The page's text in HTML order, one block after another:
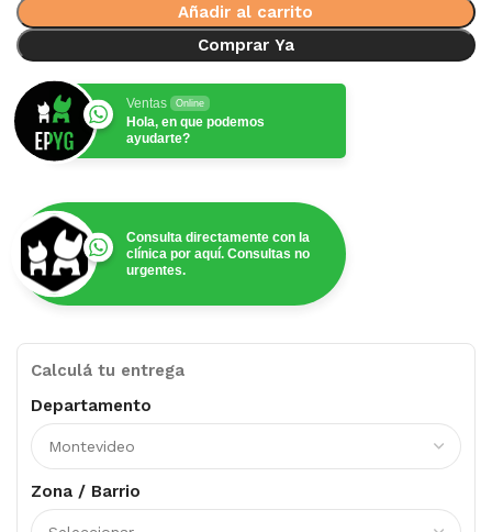
Añadir al carrito
Comprar Ya
Ventas Online
Hola, en que podemos
ayudarte?
Consulta directamente con la
clínica por aquí. Consultas no
urgentes.
Calculá tu entrega
Departamento
Zona / Barrio